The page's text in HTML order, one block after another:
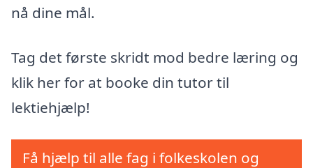
nå dine mål.
Tag det første skridt mod bedre læring og
klik her for at booke din tutor til
lektiehjælp!
Få hjælp til alle fag i folkeskolen og